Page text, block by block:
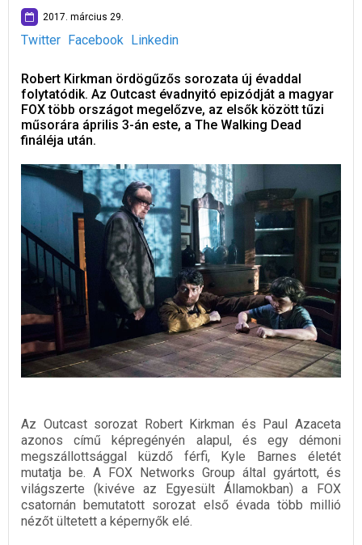
2017. március 29.
Twitter Facebook Linkedin
Robert Kirkman ördögűzős sorozata új évaddal
folytatódik. Az Outcast évadnyitó epizódját a magyar
FOX több országot megelőzve, az elsők között tűzi
műsorára április 3-án este, a The Walking Dead
fináléja után.
Az Outcast sorozat Robert Kirkman és Paul Azaceta
azonos című képregényén alapul, és egy démoni
megszállottsággal küzdő férfi, Kyle Barnes életét
mutatja be. A FOX Networks Group által gyártott, és
világszerte (kivéve az Egyesült Államokban) a FOX
csatornán bemutatott sorozat első évada több millió
nézőt ültetett a képernyők elé.